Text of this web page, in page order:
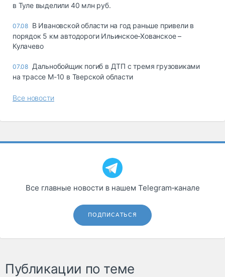
в Туле выделили 40 млн руб.
07.08 В Ивановской области на год раньше привели в
порядок 5 км автодороги Ильинское-Хованское –
Кулачево
07.08 Дальнобойщик погиб в ДТП с тремя грузовиками
на трассе М-10 в Тверской области
Все новости
Все главные новости в нашем Telegram‑канале
ПОДПИСАТЬСЯ
Публикации по теме